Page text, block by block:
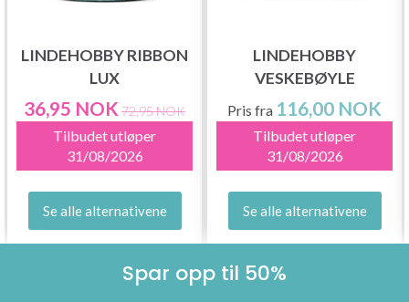
LINDEHOBBY RIBBON
LUX
36,95 NOK 72,95 NOK
Tilbudet utløper
31/08/2026
Se alle alternativene
LINDEHOBBY
VESKEBØYLE
Pris fra 116,00 NOK
Tilbudet utløper
31/08/2026
Se alle alternativene
Spar opp til 50%